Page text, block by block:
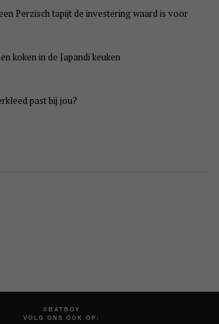
Perzisch tapijt de investering waard is voor
koken in de Japandi keuken
past bij jou?
©BATBOY
VOLG ONS OOK OP: